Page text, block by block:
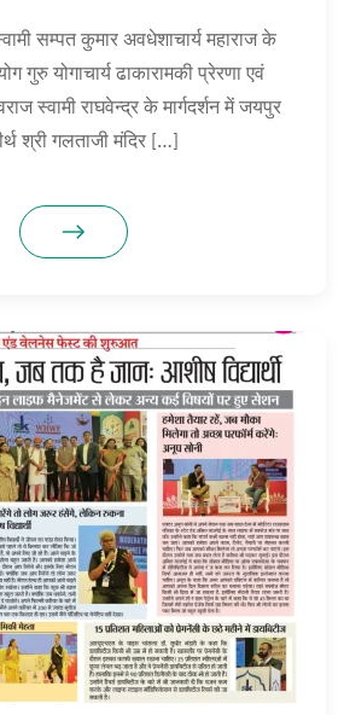
सम्पत कुमार अवधेशाचार्य महाराज के
गुरु योगाचार्य ढाकारामकी प्रेरणा एवं
स्वामी राघवेन्द्र के मार्गदर्शन में जयपुर
श्री गलताजी मंदिर […]